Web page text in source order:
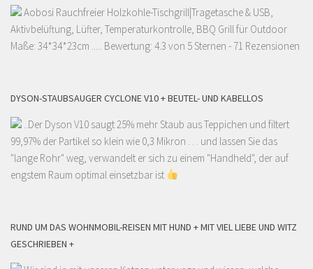
Aobosi Rauchfreier Holzkohle-Tischgrill|Tragetasche & USB,
Aktivbelüftung, Lüfter, Temperaturkontrolle, BBQ Grill für Outdoor
Maße: 34*34*23cm ..... Bewertung: 4.3 von 5 Sternen - 71 Rezensionen
DYSON-STAUBSAUGER CYCLONE V10 + BEUTEL- UND KABELLOS
..Der Dyson V10 saugt 25% mehr Staub aus Teppichen und filtert
99,97% der Partikel so klein wie 0,3 Mikron . . . und lassen Sie das
"lange Rohr" weg, verwandelt er sich zu einem "Handheld", der auf
engstem Raum optimal einsetzbar ist
RUND UM DAS WOHNMOBIL-REISEN MIT HUND + MIT VIEL LIEBE UND WITZ
GESCHRIEBEN +